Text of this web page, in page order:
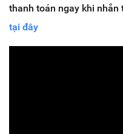
thanh toán ngay khi nhắn
tại đây